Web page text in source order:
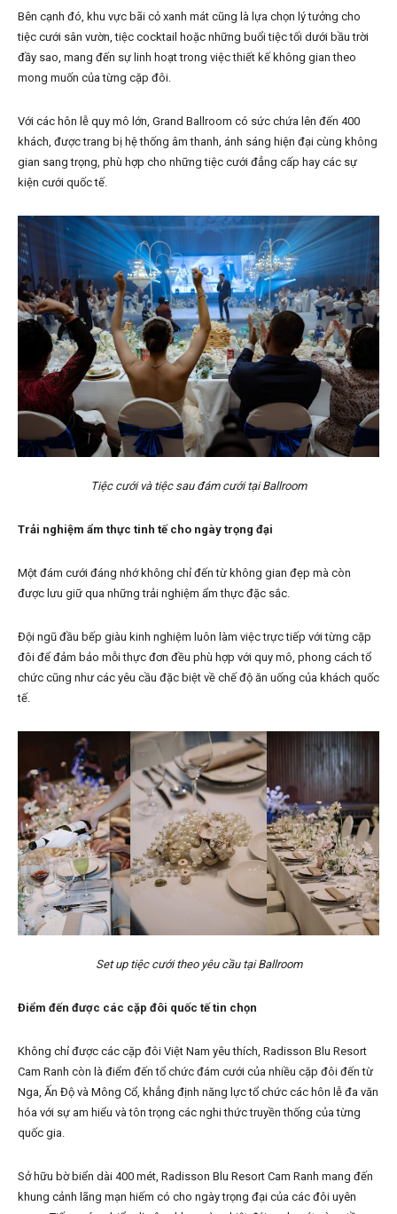
Bên cạnh đó, khu vực bãi cỏ xanh mát cũng là lựa chọn lý tưởng cho
tiệc cưới sân vườn, tiệc cocktail hoặc những buổi tiệc tối dưới bầu trời
đầy sao, mang đến sự linh hoạt trong việc thiết kế không gian theo
mong muốn của từng cặp đôi.
Với các hôn lễ quy mô lớn, Grand Ballroom có sức chứa lên đến 400
khách, được trang bị hệ thống âm thanh, ánh sáng hiện đại cùng không
gian sang trọng, phù hợp cho những tiệc cưới đẳng cấp hay các sự
kiện cưới quốc tế.
Tiệc cưới và tiệc sau đám cưới tại Ballroom
Trải nghiệm ẩm thực tinh tế cho ngày trọng đại
Một đám cưới đáng nhớ không chỉ đến từ không gian đẹp mà còn
được lưu giữ qua những trải nghiệm ẩm thực đặc sắc.
Đội ngũ đầu bếp giàu kinh nghiệm luôn làm việc trực tiếp với từng cặp
đôi để đảm bảo mỗi thực đơn đều phù hợp với quy mô, phong cách tổ
chức cũng như các yêu cầu đặc biệt về chế độ ăn uống của khách quốc
tế.
Set up tiệc cưới theo yêu cầu tại Ballroom
Điểm đến được các cặp đôi quốc tế tin chọn
Không chỉ được các cặp đôi Việt Nam yêu thích, Radisson Blu Resort
Cam Ranh còn là điểm đến tổ chức đám cưới của nhiều cặp đôi đến từ
Nga, Ấn Độ và Mông Cổ, khẳng định năng lực tổ chức các hôn lễ đa văn
hóa với sự am hiểu và tôn trọng các nghi thức truyền thống của từng
quốc gia.
Sở hữu bờ biển dài 400 mét, Radisson Blu Resort Cam Ranh mang đến
khung cảnh lãng mạn hiếm có cho ngày trọng đại của các đôi uyên